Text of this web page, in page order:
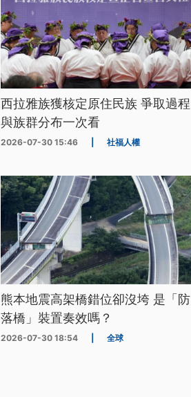
西拉雅族獲核定原住民族 爭取過程
與族群分布一次看
2026-07-30 15:46 社福人權
熊本地震高架橋錯位卻沒垮 是「防
落橋」裝置奏效嗎？
2026-07-30 18:54 全球